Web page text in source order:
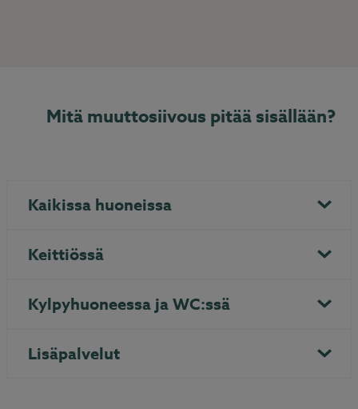
Mitä muuttosiivous pitää sisällään?
Kaikissa huoneissa
Keittiössä
Kylpyhuoneessa ja WC:ssä
Lisäpalvelut